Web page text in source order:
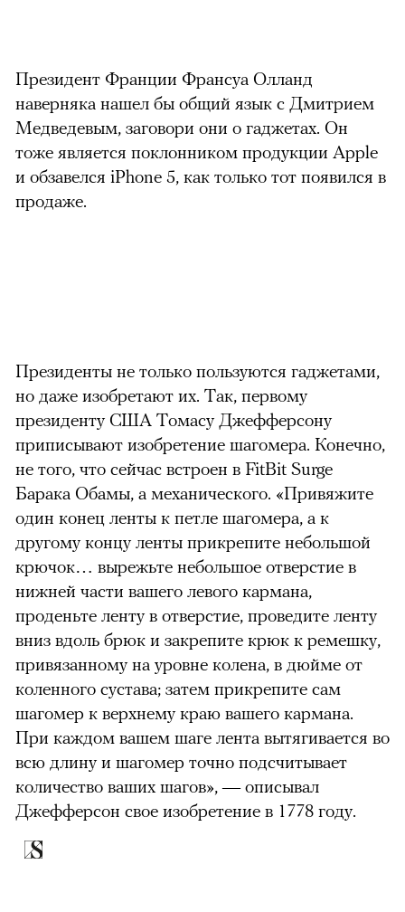
Президент Франции Франсуа Олланд
наверняка нашел бы общий язык с Дмитрием
Медведевым, заговори они о гаджетах. Он
тоже является поклонником продукции Apple
и обзавелся iPhone 5, как только тот появился в
продаже.
Президенты не только пользуются гаджетами,
но даже изобретают их. Так, первому
президенту США Томасу Джефферсону
приписывают изобретение шагомера. Конечно,
не того, что сейчас встроен в FitBit Surge
Барака Обамы, а механического. «Привяжите
один конец ленты к петле шагомера, а к
другому концу ленты прикрепите небольшой
крючок… вырежьте небольшое отверстие в
нижней части вашего левого кармана,
проденьте ленту в отверстие, проведите ленту
вниз вдоль брюк и закрепите крюк к ремешку,
привязанному на уровне колена, в дюйме от
коленного сустава; затем прикрепите сам
шагомер к верхнему краю вашего кармана.
При каждом вашем шаге лента вытягивается во
всю длину и шагомер точно подсчитывает
количество ваших шагов», — описывал
Джефферсон свое изобретение в 1778 году.